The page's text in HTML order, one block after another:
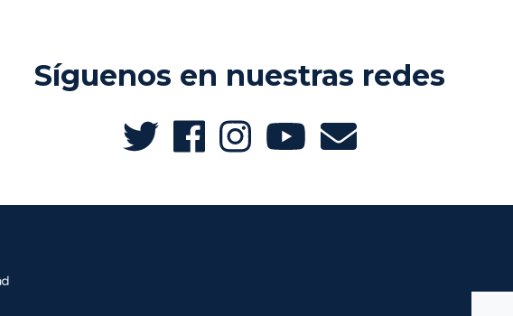
Síguenos en nuestras redes